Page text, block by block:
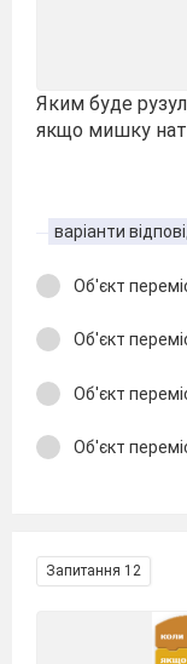
Яким буде
якщо мишку
варіанти
Об'єкт
Об'єкт
Об'єкт
Об'єкт
Запитання 12